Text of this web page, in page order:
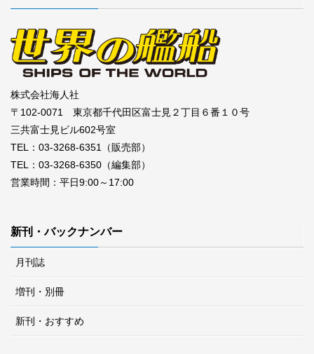
株式会社海人社
〒102-0071 東京都千代田区富士見２丁目６番１０号
三共富士見ビル602号室
TEL：03-3268-6351（販売部）
TEL：03-3268-6350（編集部）
営業時間：平日9:00～17:00
新刊・バックナンバー
月刊誌
増刊・別冊
新刊・おすすめ